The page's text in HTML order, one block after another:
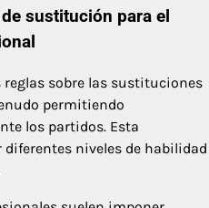
sustitución para el
sobre las sustituciones
permitiendo
los partidos. Esta
niveles de habilidad